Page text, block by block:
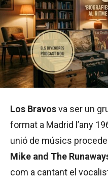
Los Bravosva ser un
format a Madrid l’any
unió de músics
Mike and The
com a cantant el